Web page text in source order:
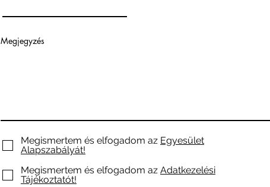
Megjegyzés
Megismertem és elfogadom az Egyesület
Alapszabályát!
Megismertem és elfogadom az Adatkezelési
Tájékoztatót!